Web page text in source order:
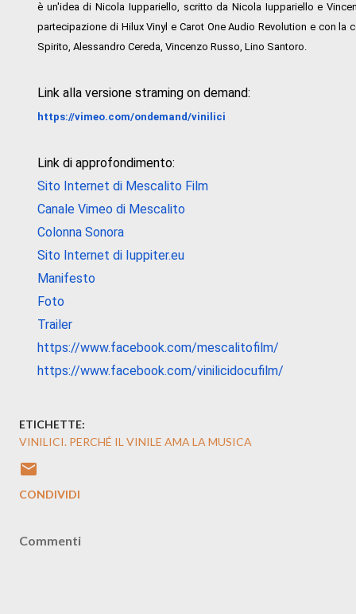
è un'idea di Nicola Iuppariello, scritto da Nicola Iuppariello e
partecipazione di Hilux Vinyl e Carot One Audio Revolution e con
Spirito, Alessandro Cereda, Vincenzo Russo, Lino Santoro.
Link alla versione straming on demand:
https://vimeo.com/ondemand/vinilici
Link di approfondimento:
Sito Internet di Mescalito Film
Canale Vimeo di Mescalito
Colonna Sonora
Sito Internet di Iuppiter.eu
Manifesto
Foto
Trailer
https://www.facebook.com/mescalitofilm/
https://www.facebook.com/vinilicidocufilm/
ETICHETTE:
VINILICI. PERCHÉ IL VINILE AMA LA MUSICA
CONDIVIDI
Commenti